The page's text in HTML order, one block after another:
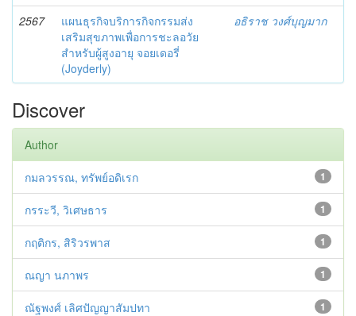
2567
แผนธุรกิจบริการกิจกรรมส่ง
เสริมสุขภาพเพื่อการชะลอวัย
สำหรับผู้สูงอายุ จอยเดอรี่
(Joyderly)
อธิราช วงศ์บุญมาก
Discover
Author
1
กมลวรรณ, ทรัพย์อดิเรก
1
กรระวี, วิเศษธาร
1
กฤติกร, สิริวรพาส
1
ณญา นภาพร
1
ณัฐพงศ์ เลิศปัญญาสัมปทา